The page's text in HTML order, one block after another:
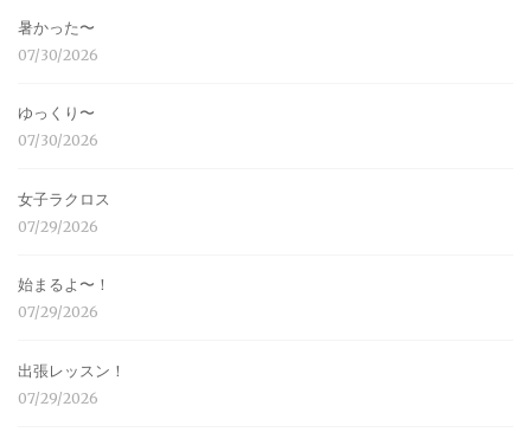
暑かった〜
07/30/2026
ゆっくり〜
07/30/2026
女子ラクロス
07/29/2026
始まるよ〜！
07/29/2026
出張レッスン！
07/29/2026